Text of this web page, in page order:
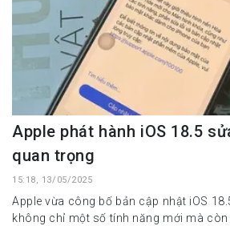
Apple phát hành iOS 18.5
quan trọng
15:18, 13/05/2025
Apple vừa công bố bản cập nhật iOS
không chỉ một số tính năng mới mà